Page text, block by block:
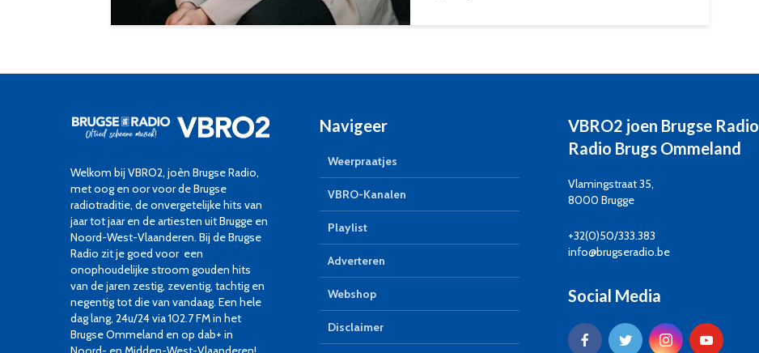
Welkom bij VBRO2, joèn Brugse Radio,
met oog en oor voor de Brugse
radiotraditie, de onvergetelijke hits van
jaar tot jaar en de artiesten uit Brugge en
Noord-West-Vlaanderen. Bij de Brugse
Radio zit je goed voor een
onophoudelijke stroom gouden hits
van de jaren zestig, zeventig, tachtig en
negentig tot die van vandaag. Een hele
dag lang, 24u/24 via 102.7 FM in het
Brugse Ommeland en op dab+ in
Navigeer
Weerpraatjes
VBRO-Kanalen
Playlist
Adverteren
Webshop
Disclaimer
VBRO2 joen Brugse Radio
Radio Brugs Ommeland
Vlamingstraat 35,
8000 Brugge
+32(0)50/333.383
info@brugseradio.be
Social Media